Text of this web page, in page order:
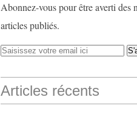
Abonnez-vous pour être averti des
articles publiés.
Articles récents